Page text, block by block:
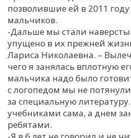
позволившие ей в 2011
мальчиков.
-Дальше мы стали
упущено в их прежней
Лариса Николаевна. –
чего я занялась вплотную
мальчика надо было
с логопедом мы не
за специальную
учебниками сама, а днем
ребятами.